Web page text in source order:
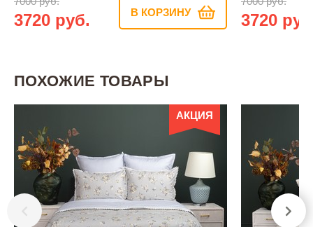
3720 руб. В КОРЗИНУ 3720
ПОХОЖИЕ ТОВАРЫ
АКЦИЯ